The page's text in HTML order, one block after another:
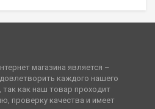
магазина является –
каждого нашего
как наш товар проходит
проверку качества и имеет